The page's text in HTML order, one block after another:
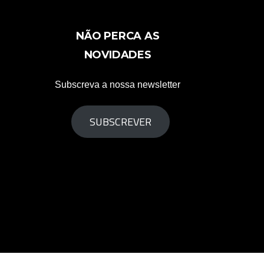
NÃO PERCA AS
NOVIDADES
Subscreva a nossa newsletter
SUBSCREVER